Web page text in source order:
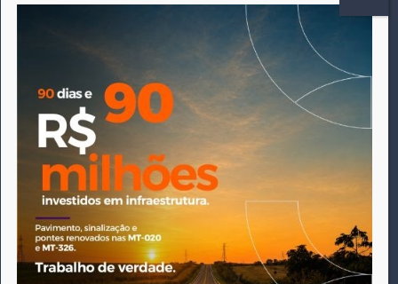
A história do Pioneiro inicia em fevereiro de 2005 em
Canarana - MT, na época, como um jornal impresso semanal,
que chegou a possuir mil assinantes. Durante 15 anos, foram
publicadas 691 edições que narraram os acontecimentos
políticos, policiais e cotidianos de Canarana e região. Fiel a sua
origem, pautado sempre pela busca incessante da
imparcialidade, faz jus a sua logo, com o característico "avião
da praça" de Canarana, sendo o símbolo do
comprometimento deste veículo de comunicação com o
relato dos fatos neste município. Em 06 de dezembro de 2019
circulou a última edição impressa do jornal, que desde então
tem veiculação exclusivamente online.